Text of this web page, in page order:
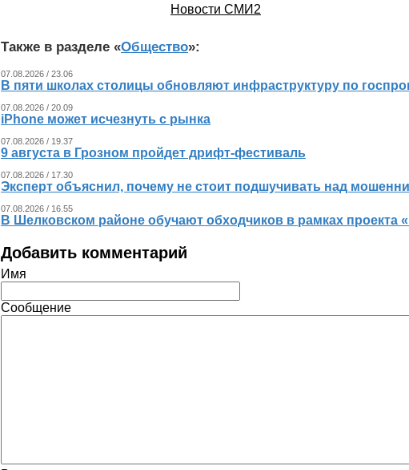
Новости СМИ2
Также в разделе «Общество»:
07.08.2026 / 23.06
В пяти школах столицы обновляют инфраструктуру по
07.08.2026 / 20.09
iPhone может исчезнуть с рынка
07.08.2026 / 19.37
9 августа в Грозном пройдет дрифт-фестиваль
07.08.2026 / 17.30
Эксперт объяснил, почему не стоит подшучивать над
07.08.2026 / 16.55
В Шелковском районе обучают обходчиков в рамках
Добавить комментарий
Имя
Сообщение